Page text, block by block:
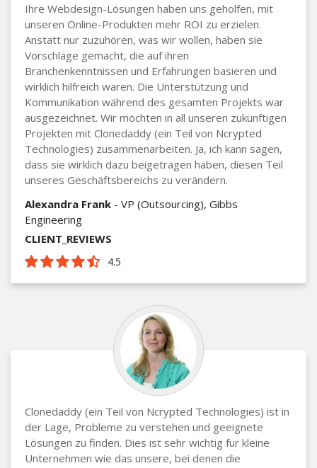
Ihre Webdesign-Lösungen haben uns geholfen, mit
unseren Online-Produkten mehr ROI zu erzielen.
Anstatt nur zuzuhören, was wir wollen, haben sie
Vorschläge gemacht, die auf ihren
Branchenkenntnissen und Erfahrungen basieren und
wirklich hilfreich waren. Die Unterstützung und
Kommunikation während des gesamten Projekts war
ausgezeichnet. Wir möchten in all unseren zukünftigen
Projekten mit Clonedaddy (ein Teil von Ncrypted
Technologies) zusammenarbeiten. Ja, ich kann sagen,
dass sie wirklich dazu beigetragen haben, diesen Teil
unseres Geschäftsbereichs zu verändern.
Alexandra Frank - VP (Outsourcing), Gibbs
Engineering
CLIENT_REVIEWS
4.5
Clonedaddy (ein Teil von Ncrypted Technologies) ist in
der Lage, Probleme zu verstehen und geeignete
Lösungen zu finden. Dies ist sehr wichtig für kleine
Unternehmen wie das unsere, bei denen die